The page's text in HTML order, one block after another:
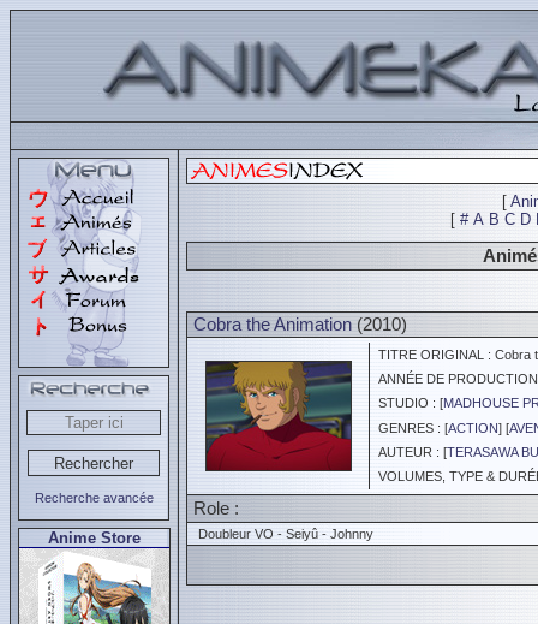
Recherche avancée
Anime Store
[
[ # A B C D
Cobra the Animation (2010)
TITRE ORIGINAL : Cobra
ANNÉE DE
STUDIO : [MADHOUSE
GENRES : [ACTION] [
AUTEUR : [TERASAWA
VOLUMES, TYPE &
Role :
Doubleur VO - Seiyû - Johnny